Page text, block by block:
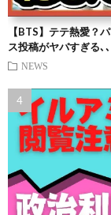
【BTS】テテ熱愛？
ス投稿がヤバすぎる､､
NEWS